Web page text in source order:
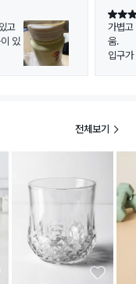
고
있
별점 5
가볍고
움.
입구
전체보기